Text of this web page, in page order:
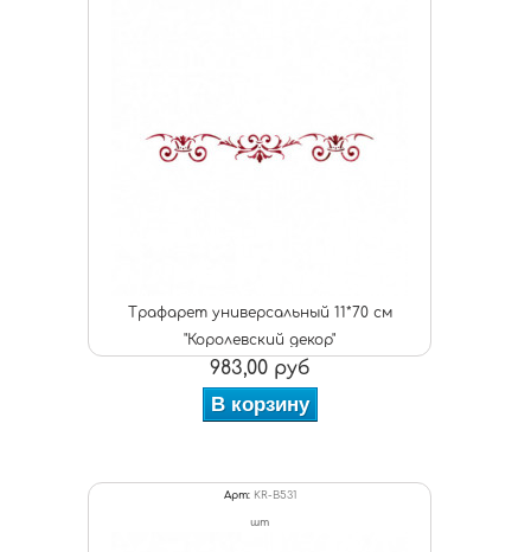
Трафарет универсальный 11*70 см
"Королевский декор"
983,00 руб
В корзину
Арт: KR-B531
шт